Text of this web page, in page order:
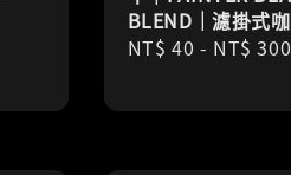
BLEND｜濾掛式
Regular
NT$ 40 - NT$ 300